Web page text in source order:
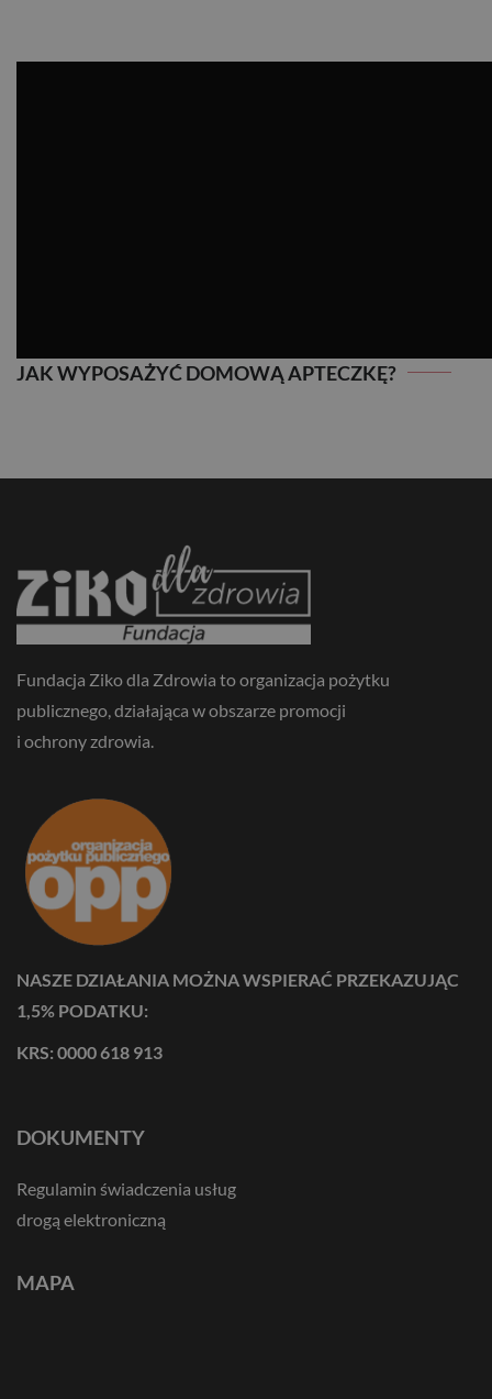
JAK WYPOSAŻYĆ DOMOWĄ APTECZKĘ?
Fundacja Ziko dla Zdrowia to organizacja pożytku
publicznego, działająca w obszarze promocji
i ochrony zdrowia.
NASZE DZIAŁANIA MOŻNA WSPIERAĆ PRZEKAZUJĄC
1,5% PODATKU:
KRS: 0000 618 913
DOKUMENTY
Regulamin świadczenia usług
drogą elektroniczną
MAPA